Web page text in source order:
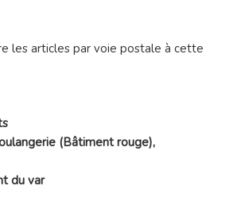
les articles par voie postale à cette
(Bâtiment rouge),
du var